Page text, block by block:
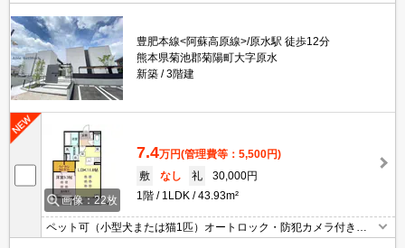
豊肥本線<阿蘇高原線>/原水駅 徒歩12分
熊本県菊池郡菊陽町大字原水
新築
3階建
画像：22枚
7.4万円(管理費等：5,500円)
敷
なし 礼
30,000円
1階
1LDK 43.93m²
ペット可（小型犬または猫1匹）オートロック・防犯カメラ付き☆